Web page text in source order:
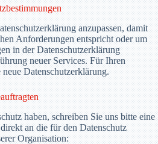
anzupassen, damit
Anforderungen entspricht oder um
in der Datenschutzerklärung
neuer Services. Für Ihren
Datenschutzerklärung.
haben, schreiben Sie uns bitte eine
an die für den Datenschutz
Organisation: